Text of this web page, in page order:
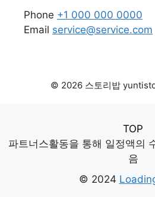
Phone +1 000 000 0000
Email service@service.com
© 2026 스토리밥
TOP
파트너스활동을 통해 일정액의
음
© 2024